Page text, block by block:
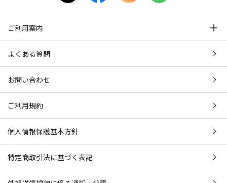
ご利用案内
よくある質問
お問い合わせ
ご利用規約
個人情報保護基本方針
特定商取引法に基づく表記